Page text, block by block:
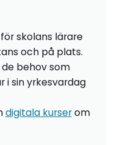
skolans lärare
och på plats.
behov som
i sin yrkesvardag
digitala kurserom